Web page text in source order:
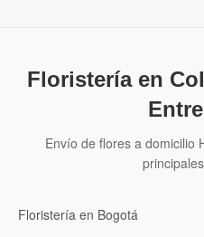
Floristería en
Envío de flores a domicilio
Floristería en Bogotá